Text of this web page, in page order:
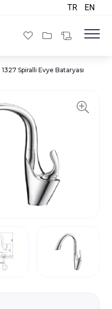
TR EN
1327 Spiralli Evye Bataryası